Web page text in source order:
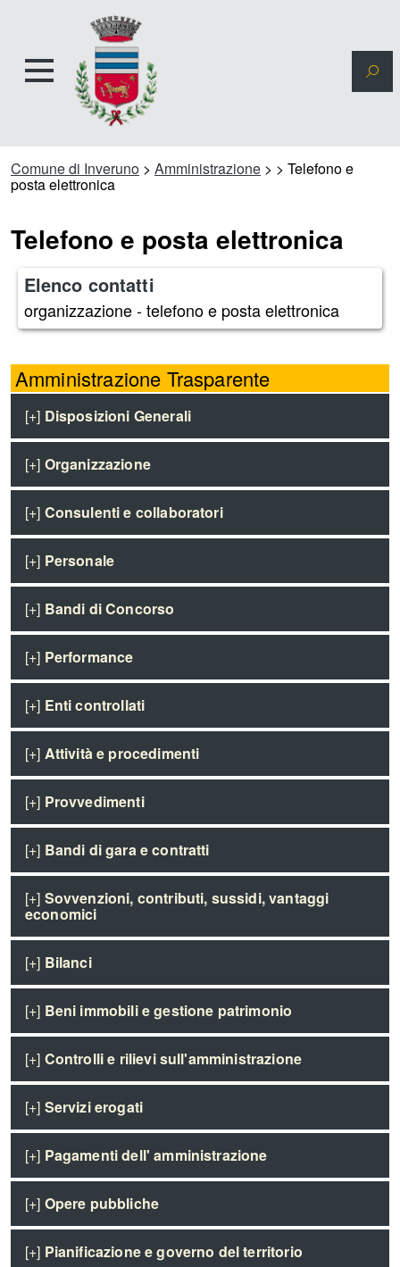
Comune di Inveruno > Amministrazione > > Telefono e
posta elettronica
Telefono e posta elettronica
Elenco contatti
organizzazione - telefono e posta elettronica
Amministrazione Trasparente
[+] Disposizioni Generali
[+] Organizzazione
[+] Consulenti e collaboratori
[+] Personale
[+] Bandi di Concorso
[+] Performance
[+] Enti controllati
[+] Attività e procedimenti
[+] Provvedimenti
[+] Bandi di gara e contratti
[+] Sovvenzioni, contributi, sussidi, vantaggi
economici
[+] Bilanci
[+] Beni immobili e gestione patrimonio
[+] Controlli e rilievi sull'amministrazione
[+] Servizi erogati
[+] Pagamenti dell' amministrazione
[+] Opere pubbliche
[+] Pianificazione e governo del territorio